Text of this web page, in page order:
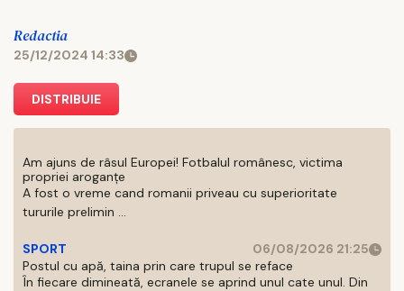
Redactia
25/12/2024 14:33
DISTRIBUIE
Am ajuns de râsul Europei! Fotbalul românesc, victima
propriei aroganțe
A fost o vreme cand romanii priveau cu superioritate
tururile prelimin ...
SPORT
06/08/2026 21:25
Postul cu apă, taina prin care trupul se reface
În fiecare dimineată, ecranele se aprind unul cate unul. Din